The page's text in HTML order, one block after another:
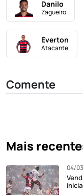
Danilo
Zagueiro
Everton
Atacante
Comente
Mais
04/